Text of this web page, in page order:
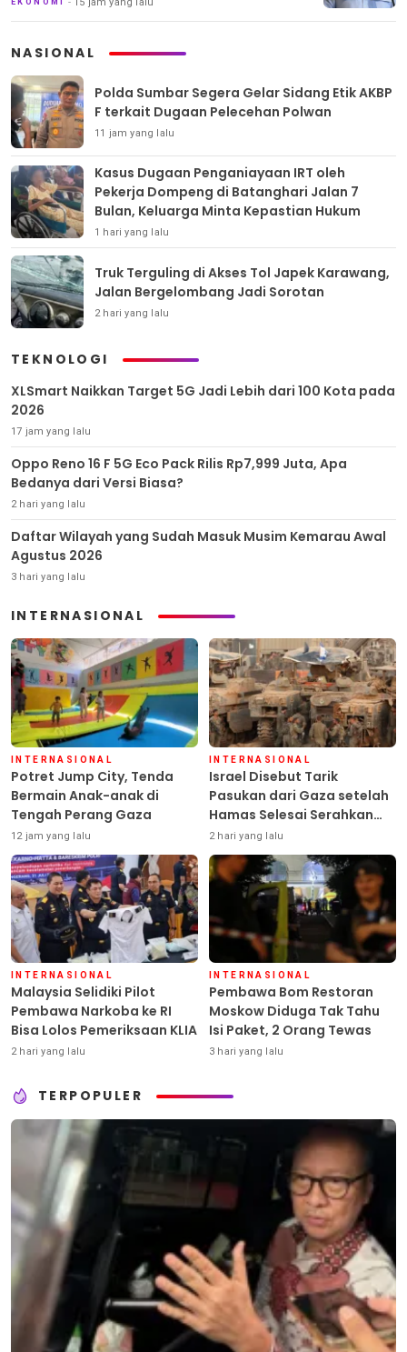
EKONOMI 15 jam yang lalu
NASIONAL
Polda Sumbar Segera Gelar Sidang Etik AKBP
F terkait Dugaan Pelecehan Polwan
11 jam yang lalu
Kasus Dugaan Penganiayaan IRT oleh
Pekerja Dompeng di Batanghari Jalan 7
Bulan, Keluarga Minta Kepastian Hukum
1 hari yang lalu
Truk Terguling di Akses Tol Japek Karawang,
Jalan Bergelombang Jadi Sorotan
2 hari yang lalu
TEKNOLOGI
XLSmart Naikkan Target 5G Jadi Lebih dari 100 Kota pada
2026
17 jam yang lalu
Oppo Reno 16 F 5G Eco Pack Rilis Rp7,999 Juta, Apa
Bedanya dari Versi Biasa?
2 hari yang lalu
Daftar Wilayah yang Sudah Masuk Musim Kemarau Awal
Agustus 2026
3 hari yang lalu
INTERNASIONAL
INTERNASIONAL
Potret Jump City, Tenda
Bermain Anak-anak di
Tengah Perang Gaza
12 jam yang lalu
INTERNASIONAL
Israel Disebut Tarik
Pasukan dari Gaza setelah
Hamas Selesai Serahkan
Senjata
2 hari yang lalu
INTERNASIONAL
Malaysia Selidiki Pilot
Pembawa Narkoba ke RI
Bisa Lolos Pemeriksaan KLIA
2 hari yang lalu
INTERNASIONAL
Pembawa Bom Restoran
Moskow Diduga Tak Tahu
Isi Paket, 2 Orang Tewas
3 hari yang lalu
TERPOPULER